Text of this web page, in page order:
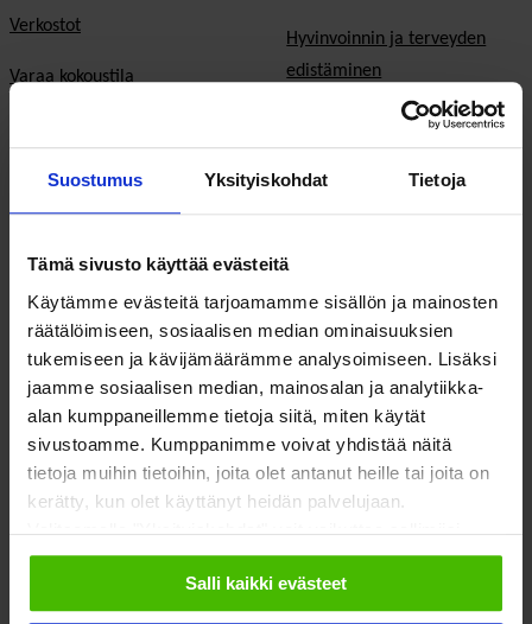
Suostumus Yksityiskohdat Tietoja
Tämä sivusto käyttää evästeitä
Käytämme evästeitä tarjoamamme sisällön ja mainosten
räätälöimiseen, sosiaalisen median ominaisuuksien
tukemiseen ja kävijämäärämme analysoimiseen. Lisäksi
jaamme sosiaalisen median, mainosalan ja analytiikka-
alan kumppaneillemme tietoja siitä, miten käytät
sivustoamme. Kumppanimme voivat yhdistää näitä
tietoja muihin tietoihin, joita olet antanut heille tai joita on
kerätty, kun olet käyttänyt heidän palvelujaan.
Valitsemalla "Yksityiskohdat" voit vaikuttaa sallimiisi
evästeisiin.
Salli kaikki evästeet
Verkostot
Varaa kokoustila
På Svenska
Hyvinvoinnin ja terveyden
edistäminen
Sosiaali- ja terveyspalvelut
Toimeentulo
Ilmastonmuutos
EU & kansainvälinen työ
Vaalit
Eduskuntavaalit
Kunta- ja aluevaalit
Europarlamenttivaalit
Tietoa järjestöistä
Sosiaali- ja terveysjärjestöt
Jäsenjärjestöille
Jäsen­edut ja -palvelut